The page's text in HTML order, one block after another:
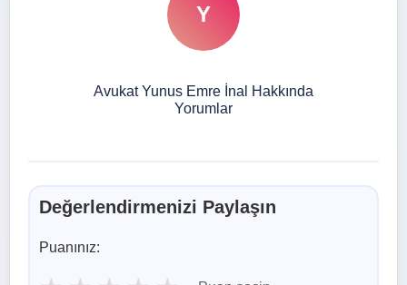
Y
Avukat Yunus Emre İnal Hakkında
Yorumlar
Değerlendirmenizi Paylaşın
Puanınız: